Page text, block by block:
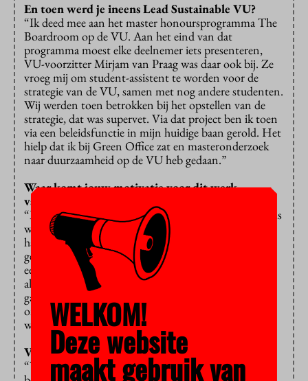
En toen werd je ineens Lead Sustainable VU?
“Ik deed mee aan het master honoursprogramma The
Boardroom op de VU. Aan het eind van dat
programma moest elke deelnemer iets presenteren,
VU-voorzitter Mirjam van Praag was daar ook bij. Ze
vroeg mij om student-assistent te worden voor de
strategie van de VU, samen met nog andere studenten.
Wij werden toen betrokken bij het opstellen van de
strategie, dat was supervet. Via dat project ben ik toen
via een beleidsfunctie in mijn huidige baan gerold. Het
hielp dat ik bij Green Office zat en masteronderzoek
naar duurzaamheid op de VU heb gedaan.”
Waar komt jouw motivatie voor dit werk
vandaan?
“Ik ben echt een millennial, ik wil impact maken. Soms
word ik geconfronteerd met mijn eigen stereotype,
haha. Je denkt heel speciaal te zijn, terwijl een hele
generatie zo is. Maar goed, we moeten echt toe naar
een duurzame wereld, dat is voor mij de motivatie. En
als universiteit speel je daarin een belangrijke rol. Dat
gaat niet alleen om onze voorbeeldfunctie, maar ook
om de mensen die we opleiden en het onderzoek dat
we doen.”
Voel je steun vanuit de VU?
“Wat ik waardeer aan de VU, is de enorme
WELKOM!
Deze website
maakt gebruik van